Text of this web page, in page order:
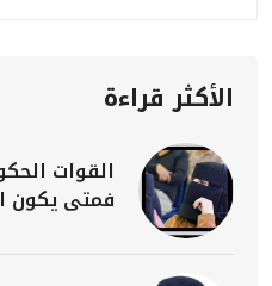
الأكثر قراءة
القوات
فمتى يكون